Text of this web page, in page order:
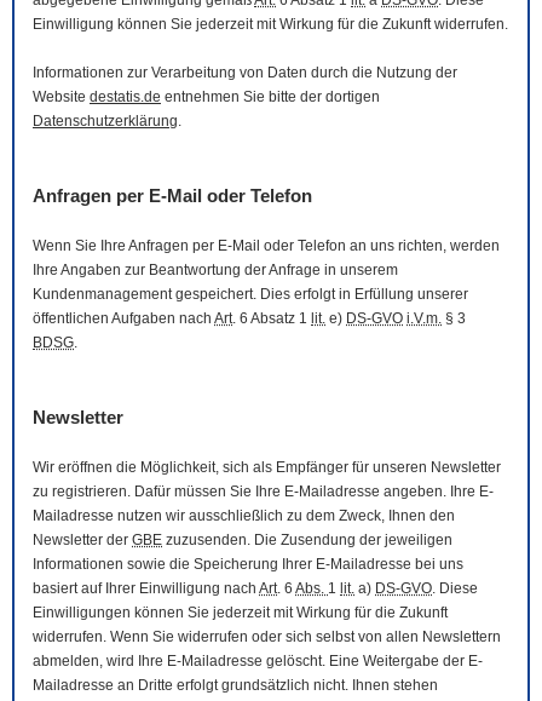
Einwilligung können Sie jederzeit mit Wirkung für die Zukunft widerrufen.
Informationen zur Verarbeitung von Daten durch die Nutzung der
Website destatis.de entnehmen Sie bitte der dortigen
Datenschutzerklärung.
Anfragen per E-Mail oder Telefon
Wenn Sie Ihre Anfragen per E-Mail oder Telefon an uns richten, werden
Ihre Angaben zur Beantwortung der Anfrage in unserem
Kundenmanagement gespeichert. Dies erfolgt in Erfüllung unserer
öffentlichen Aufgaben nach Art. 6 Absatz 1 lit. e) DS-GVO i.V.m. § 3
BDSG.
Newsletter
Wir eröffnen die Möglichkeit, sich als Empfänger für unseren Newsletter
zu registrieren. Dafür müssen Sie Ihre E-Mail adresse angeben. Ihre E-
Mail adresse nutzen wir ausschließlich zu dem Zweck, Ihnen den
Newsletter der GBE zuzusenden. Die Zusendung der jeweiligen
Informationen sowie die Speicherung Ihrer E-Mail adresse bei uns
basiert auf Ihrer Einwilligung nach Art. 6 Abs. 1 lit. a) DS-GVO. Diese
Einwilligungen können Sie jederzeit mit Wirkung für die Zukunft
widerrufen. Wenn Sie widerrufen oder sich selbst von allen Newslettern
abmelden, wird Ihre E-Mail adresse gelöscht. Eine Weitergabe der E-
Mail adresse an Dritte erfolgt grundsätzlich nicht. Ihnen stehen